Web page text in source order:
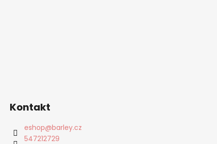
Kontakt
eshop@barley.cz
547212729